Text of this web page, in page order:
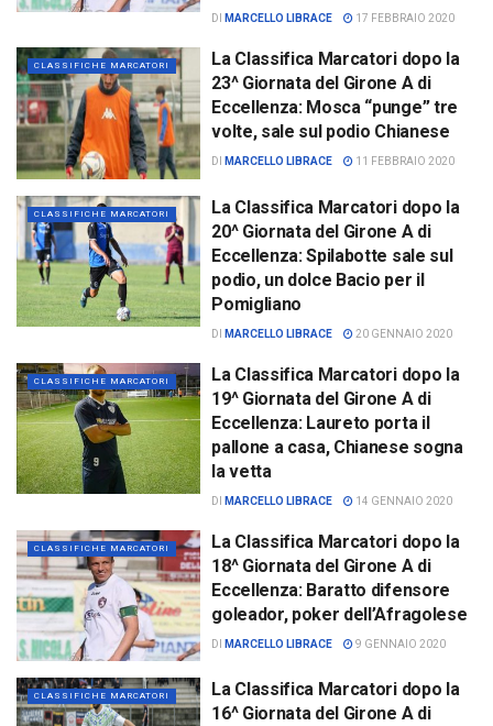
DI MARCELLO LIBRACE 17 FEBBRAIO 2020
CLASSIFICHE MARCATORI
La Classifica Marcatori dopo la
23^ Giornata del Girone A di
Eccellenza: Mosca “punge” tre
volte, sale sul podio Chianese
DI MARCELLO LIBRACE 11 FEBBRAIO 2020
CLASSIFICHE MARCATORI
La Classifica Marcatori dopo la
20^ Giornata del Girone A di
Eccellenza: Spilabotte sale sul
podio, un dolce Bacio per il
Pomigliano
DI MARCELLO LIBRACE 20 GENNAIO 2020
CLASSIFICHE MARCATORI
La Classifica Marcatori dopo la
19^ Giornata del Girone A di
Eccellenza: Laureto porta il
pallone a casa, Chianese sogna
la vetta
DI MARCELLO LIBRACE 14 GENNAIO 2020
CLASSIFICHE MARCATORI
La Classifica Marcatori dopo la
18^ Giornata del Girone A di
Eccellenza: Baratto difensore
goleador, poker dell’Afragolese
DI MARCELLO LIBRACE 9 GENNAIO 2020
CLASSIFICHE MARCATORI
La Classifica Marcatori dopo la
16^ Giornata del Girone A di